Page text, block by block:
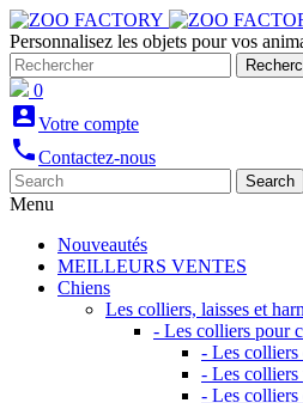
Personnalisez les objets pour vos
0
account_boxVotre compte
phoneContactez-nous
Search
Menu
Nouveautés
MEILLEURS VENTES
Chiens
Les colliers, laisses et
- Les colliers pour
- Les colliers
- Les colliers
- Les colliers